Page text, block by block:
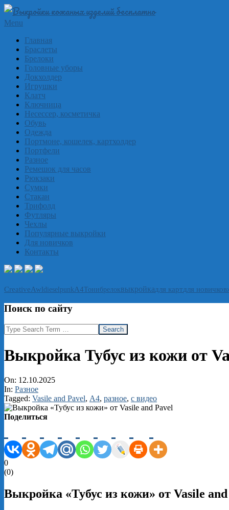
Skip
content
Выкройки
кожи
бесплатно
Skinpat
Primary
Menu
Menu
Главная
Браслеты
Брелоки
Головные уборы
Докхолдер
Игрушки
Клатч
Ключница
Несессер, косметичка
Обувь
Одежда
Портмоне, кошелек, картхолдер
Портфели
Разное
Ремешок для часов
Рюкзаки
Сумки
Стакан
Трифолд
Футляры
Чехлы
Популярные выкройки
Для новичков
Контакты
CreativeAwldieselpunk А4Тонибрелоквыкройкадля картдля новичков
Поиск по сайту
Search
Выкройка Тубус из кожи от
On: 12.10.2025
In: Разное
Tagged: Vasile and Pavel, А4, разное, с видео
Поделиться
0
(0)
Выкройка «Тубус из кожи» от Vasile